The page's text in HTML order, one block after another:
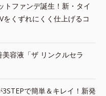
トファンデ誕生！新・タイ
くずれにくく仕上げるコ
美容液「ザ リンクルセラ
で簡単＆キレイ！新発